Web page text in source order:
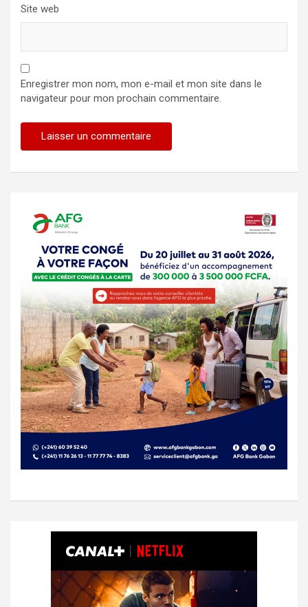
Site web
Enregistrer mon nom, mon e-mail et mon site dans le
navigateur pour mon prochain commentaire.